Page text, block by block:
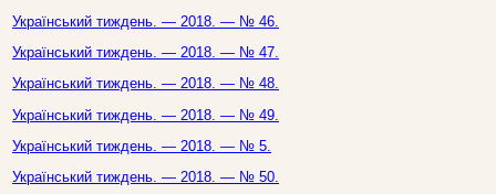
Український тиждень. — 2018. — № 46.
Український тиждень. — 2018. — № 47.
Український тиждень. — 2018. — № 48.
Український тиждень. — 2018. — № 49.
Український тиждень. — 2018. — № 5.
Український тиждень. — 2018. — № 50.